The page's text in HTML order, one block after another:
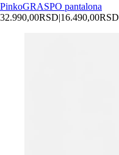
PinkoGRASPO pantalona
32.990,00RSD|16.490,00RSD